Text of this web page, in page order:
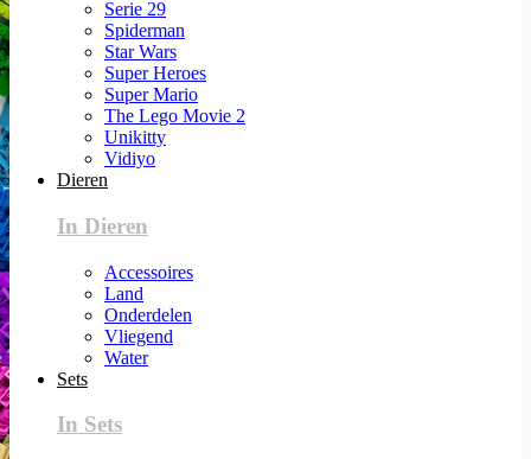
Serie 29
Spiderman
Star Wars
Super Heroes
Super Mario
The Lego Movie 2
Unikitty
Vidiyo
Dieren
In Dieren
Accessoires
Land
Onderdelen
Vliegend
Water
Sets
In Sets